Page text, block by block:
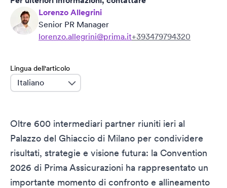
Lorenzo Allegrini
Senior PR Manager
lorenzo.allegrini@prima.it+393479794320
Lingua dell'articolo
language
Oltre 600 intermediari partner riuniti ieri al
Palazzo del Ghiaccio di Milano per condividere
risultati, strategie e visione futura: la Convention
2026 di Prima Assicurazioni ha rappresentato un
importante momento di confronto e allineamento